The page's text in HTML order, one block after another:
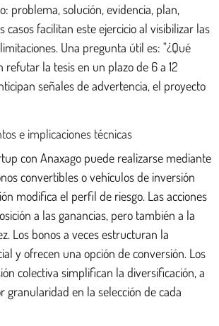
problema, solución, evidencia, plan,
casos facilitan este ejercicio al visibilizar las
Una pregunta útil es: "¿Qué
refutar la tesis en un plazo de 6 a 12
señales de advertencia, el proyecto
e implicaciones técnicas
con Anaxago puede realizarse mediante
convertibles o vehículos de inversión
modifica el perfil de riesgo. Las acciones
a las ganancias, pero también a la
Los bonos a veces estructuran la
y ofrecen una opción de conversión. Los
colectiva simplifican la diversificación, a
granularidad en la selección de cada